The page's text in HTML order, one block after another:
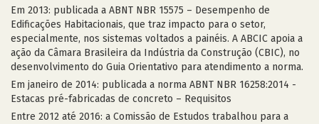
Em 2013: publicada a ABNT NBR 15575 – Desempenho de
Edificações Habitacionais, que traz impacto para o setor,
especialmente, nos sistemas voltados a painéis. A ABCIC apoia a
ação da Câmara Brasileira da Indústria da Construção (CBIC), no
desenvolvimento do Guia Orientativo para atendimento a norma.
Em janeiro de 2014: publicada a norma ABNT NBR 16258:2014 -
Estacas pré-fabricadas de concreto – Requisitos
Entre 2012 até 2016: a Comissão de Estudos trabalhou para a